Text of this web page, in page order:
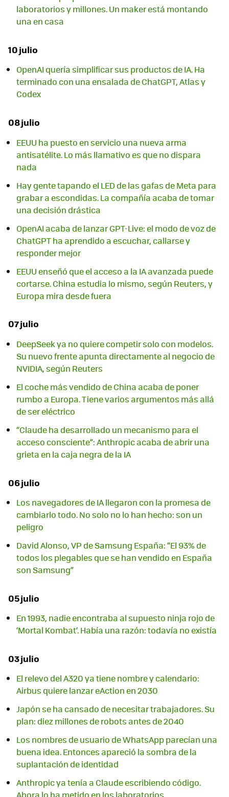
laboratorios y millones. Un maker está montando
una en casa
10 julio
OpenAI quería simplificar sus productos de IA. Ha
terminado con una ensalada de ChatGPT, Atlas y
Codex
08 julio
EEUU ha puesto en servicio una nueva arma
antisatélite. Lo más llamativo es que no dispara
nada
Hay gente tapando el LED de las gafas de Meta para
grabar a escondidas. La compañía acaba de tomar
una decisión drástica
OpenAI acaba de lanzar GPT-Live: el modo de voz de
ChatGPT ha aprendido a escuchar, callarse y
responder mejor
EEUU enseñó que el acceso a la IA avanzada puede
cortarse. China estudia lo mismo, según Reuters, y
Europa mira desde fuera
07 julio
DeepSeek ya no quiere competir solo con modelos.
Su nuevo frente apunta directamente al negocio de
NVIDIA, según Reuters
El coche más vendido de China acaba de poner
rumbo a Europa. Tiene varios argumentos más allá
de ser eléctrico
“Claude ha desarrollado un mecanismo para el
acceso consciente”: Anthropic acaba de abrir una
grieta en la caja negra de la IA
06 julio
Los navegadores de IA llegaron con la promesa de
cambiarlo todo. No solo no lo han hecho: son un
peligro
David Alonso, VP de Samsung España: “El 93% de
todos los plegables que se han vendido en España
son Samsung”
05 julio
En 1993, nadie encontraba al supuesto ninja rojo de
‘Mortal Kombat’. Había una razón: todavía no existía
03 julio
El relevo del A320 ya tiene nombre y calendario:
Airbus quiere lanzar eAction en 2030
Japón se ha cansado de necesitar trabajadores. Su
plan: diez millones de robots antes de 2040
Los nombres de usuario de WhatsApp parecían una
buena idea. Entonces apareció la sombra de la
suplantación de identidad
Anthropic ya tenía a Claude escribiendo código.